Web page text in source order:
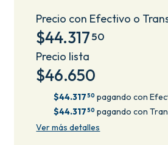
Precio con Efectivo o
$44.31750
Precio lista
$46.650
$44.317 50 pagando con
$44.317 50 pagando con
Ver más detalles